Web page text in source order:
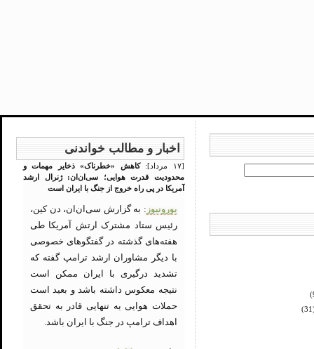
اخبار و مطالب خواندنی
[۱۷ مرداد]:
کاهش «خطرناک» ذخایر مهمات و
محدودیت قدرت هوایی؛ سی‌ان‌ان: ژنرال ارشد
آمریکا در پی راه خروج از جنگ با ایران است
یورونیوز : به گزارش سی‌ان‌ان، دن کین،
رئیس ستاد مشترک ارتش آمریکا طی
هفته‌های گذشته در گفتگوهای خصوصی
با دیگر مشاوران ارشد ترامپ گفته که
تشدید درگیری با ایران ممکن است
نتیجه معکوس داشته باشد و بعید است
حملات هوایی به تنهایی قادر به تحقق
اهداف ترامپ در جنگ با ایران باشد.